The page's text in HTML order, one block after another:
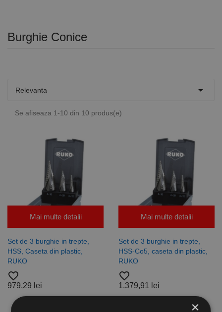
Burghie Conice
Relevanta 
Se afiseaza 1-10 din 10 produs(e)
Mai multe detalii
Set de 3 burghie in trepte,
HSS, Caseta din plastic,
RUKO
favorite_border
979,29 lei
Mai multe detalii
Set de 3 burghie in trepte,
HSS-Co5, caseta din plastic,
RUKO
favorite_border
1.379,91 lei
×